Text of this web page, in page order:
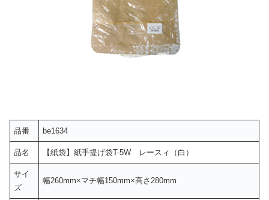
品番 be1634
品名 【紙袋】紙手提げ袋T-5W レースィ（白）
サイ
ズ
幅260mm×マチ幅150mm×高さ280mm